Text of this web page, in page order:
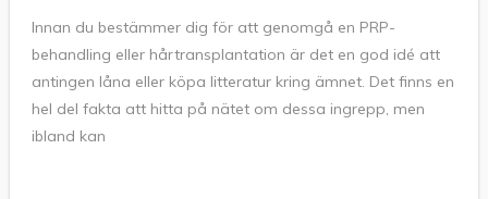
Innan du bestämmer dig för att genomgå en PRP-
behandling eller hårtransplantation är det en god idé att
antingen låna eller köpa litteratur kring ämnet. Det finns en
hel del fakta att hitta på nätet om dessa ingrepp, men
ibland kan